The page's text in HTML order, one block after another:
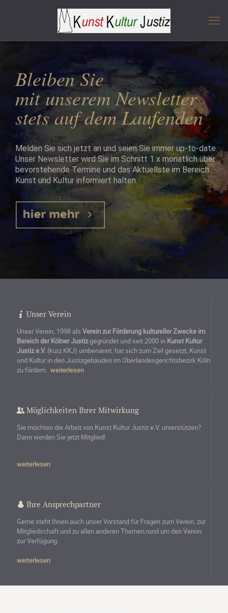
Bleiben Sie
mit unserem Newsletter
stets auf dem Laufenden
Melden Sie sich jetzt an und seien Sie immer up-to-date.
Unser Newsletter wird Sie im Schnitt 1 x monatlich über
bevorstehende Termine und das Aktuellste im Bereich
Kunst und Kultur informiert halten.
Unser Verein
Unser Verein, 1998 als Verein zur Förderung kultureller Zwecke im
Bereich der Kölner Justizgegründet und seit 2000 in Kunst Kultur
Justiz e.V. (kurz KKJ) umbenannt, hat sich zum Ziel gesetzt, Kunst
und Kultur in den Justizgebäuden im Oberlandesgerichtsbezirk Köln
zu fördern. weiterlesen
Möglichkeiten Ihrer Mitwirkung
Sie möchten die Arbeit von Kunst Kultur Justiz e.V. unterstützen?
Dann werden Sie jetzt Mitglied!
weiterlesen
Ihre Ansprechpartner
Gerne steht Ihnen auch unser Vorstand für Fragen zum Verein, zur
Mitgliedschaft und zu allen anderen Themen rund um den Verein
zur Verfügung.
weiterlesen